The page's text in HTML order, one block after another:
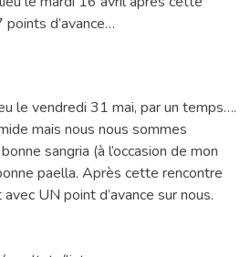
d’avance…
le vendredi 31 mai, par un temps….
mais nous nous sommes
sangria (à l’occasion de mon
paella. Après cette rencontre
UN point d’avance sur nous.